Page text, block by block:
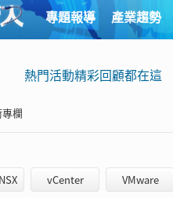
專題報導 產業趨勢
熱門活動精彩回顧都在這
欄
vCenter VMware